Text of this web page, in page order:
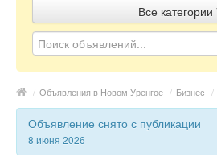
Магазины
Контакты
Все категории
/ Объявления в Новом Уренгое / Бизнес /
Объявление снято с публикации
8 июня 2026